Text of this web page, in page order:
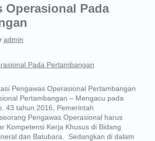
Operasional Pada
admin
Pengawas Operasional Pertambangan
Pertambangan – Mengacu pada
43 tahun 2016, Pemerintah
Pengawas Operasional harus
Kompetensi Kerja Khusus di Bidang
dan Batubara. Sedangkan di dalam